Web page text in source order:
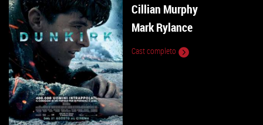
Cillian Murphy
Mark Rylance
Cast completo